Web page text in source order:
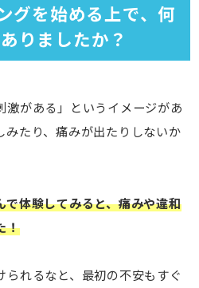
グを始める上で、何
りましたか？
激がある」というイメージがあ
みたり、痛みが出たりしないか
で体験してみると、痛みや違和
！
られるなと、最初の不安もすぐ